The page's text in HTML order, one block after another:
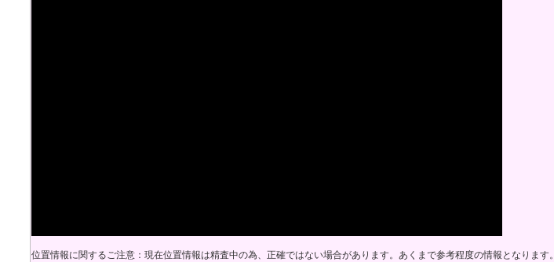
位置情報に関するご注意：現在位置情報は精査中の為、正確ではない場合があります。あくまで参考程度の情報となります。